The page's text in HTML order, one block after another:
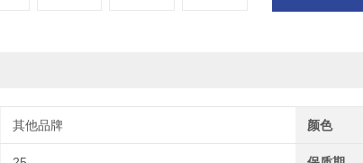
其他品牌 颜色